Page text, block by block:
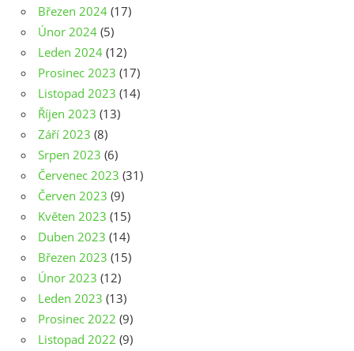
Březen 2024 (17)
Únor 2024 (5)
Leden 2024 (12)
Prosinec 2023 (17)
Listopad 2023 (14)
Říjen 2023 (13)
Září 2023 (8)
Srpen 2023 (6)
Červenec 2023 (31)
Červen 2023 (9)
Květen 2023 (15)
Duben 2023 (14)
Březen 2023 (15)
Únor 2023 (12)
Leden 2023 (13)
Prosinec 2022 (9)
Listopad 2022 (9)